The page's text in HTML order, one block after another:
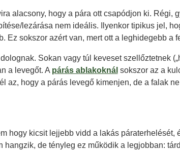
alacsony, hogy a pára ott csapódjon ki. Régi,
lezárása nem ideális. Ilyenkor tipikus jel,
Ez sokszor azért van, mert ott a leghidegebb a
Sokan vagy túl keveset szellőztetnek
a levegőt. A párás ablakoknál sokszor az a
az, hogy a párás levegő kimenjen, de a falak
hogy kicsit lejjebb vidd a lakás páraterhelését,
hangzik, de tényleg ez működik a legjobban: